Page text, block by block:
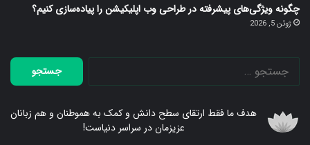
چگونه ویژگی‌های پیشرفته در طراحی وب اپلیکیشن را پیاده‌سازی کنیم؟
ژوئن 5, 2026
جستجو
برای:
هدف ما فقط ارتقای سطح دانش و کمک به هموطنان و هم زبانان
عزیزمان در سراسر دنیاست!